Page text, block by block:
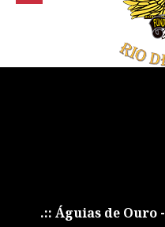
.:: Águias de Ouro